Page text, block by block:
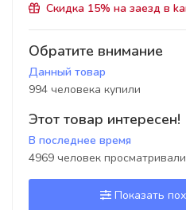
Скидка 15% на заезд в
Обратите внимание
Данный товар
994 человека купили
Этот товар интересен!
В последнее время
4969 человек просматривали
Показать